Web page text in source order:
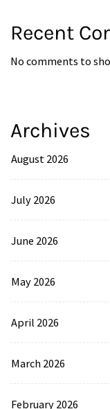
Recent
No comments to
Archives
August 2026
July 2026
June 2026
May 2026
April 2026
March 2026
February 2026